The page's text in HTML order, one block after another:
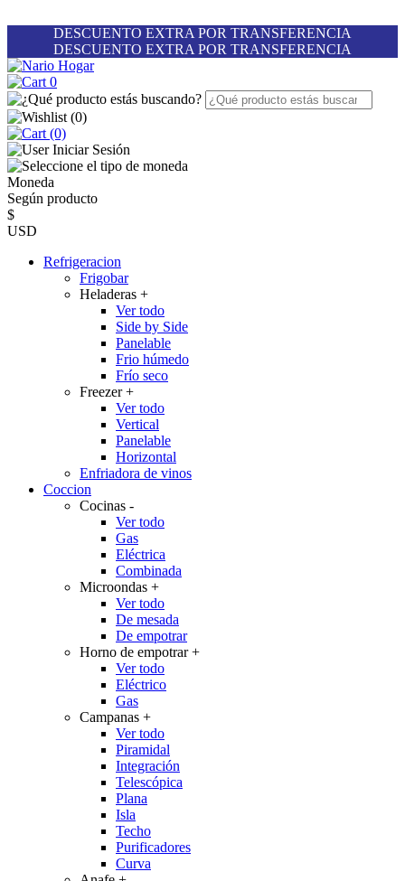
DESCUENTO EXTRA POR TRANSFERENCIA
DESCUENTO EXTRA POR TRANSFERENCIA
0
(0)
(0)
Iniciar Sesión
Moneda
Según producto
$
USD
Refrigeracion
Frigobar
Heladeras +
Ver todo
Side by Side
Panelable
Frio húmedo
Frío seco
Freezer+
Ver todo
Vertical
Panelable
Horizontal
Enfriadora de vinos
Coccion
Cocinas -
Ver todo
Gas
Eléctrica
Combinada
Microondas +
Ver todo
De mesada
De empotrar
Horno de empotrar+
Ver todo
Eléctrico
Gas
Campanas +
Ver todo
Piramidal
Integración
Telescópica
Plana
Isla
Techo
Purificadores
Curva